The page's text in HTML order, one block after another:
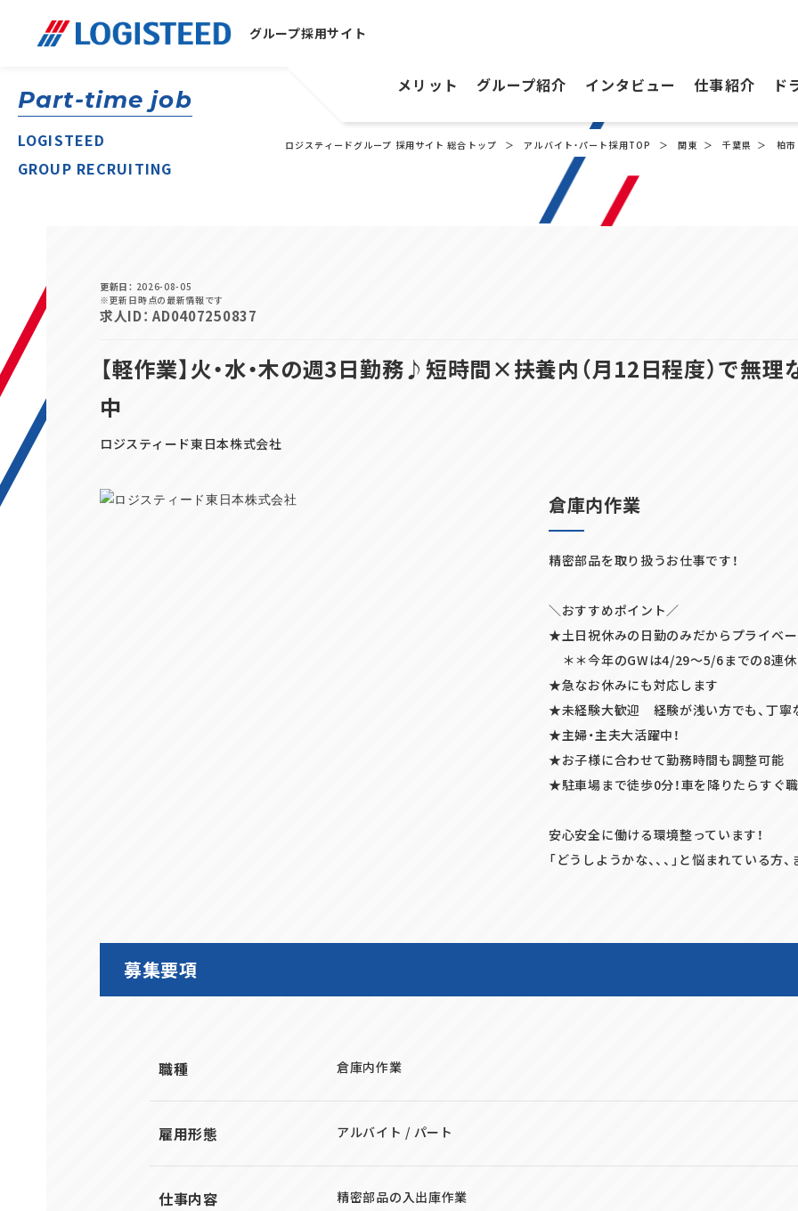
グループ採用サイト
メリット グループ紹介 インタビュー 仕事紹介 ド
SHARE
Part-time job
LOGISTEED
GROUP RECRUITING
ロジスティードグループ 採用サイト 総合トップ アルバイト・パート採用TOP 関東 千葉県 柏市
更新日
2026-08-05
※更新日時点の最新情報です
求人ID AD0407250837
【軽作業】火・水・木の週3日勤務♪短時間×扶養内（月12日程度）で無
中
ロジスティード東日本株式会社
倉庫内作業
精密部品を取り扱うお仕事です！
＼おすすめポイント／
★土日祝休みの日勤のみだからプライベー
＊＊今年のGWは4/29～5/6までの8連
★急なお休みにも対応します
★未経験大歓迎 経験が浅い方でも、丁寧
★主婦・主夫大活躍中！
★お子様に合わせて勤務時間も調整可能
★駐車場まで徒歩0分！車を降りたらすぐ
安心安全に働ける環境整っています！
「どうしようかな、、、」と悩まれている
募集要項
職種 倉庫内作業
雇用形態 アルバイト / パート
仕事内容
精密部品の入出庫作業